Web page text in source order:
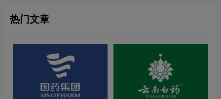
热门文章